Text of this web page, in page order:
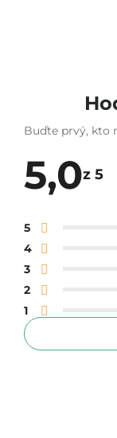
Buďte prvý, kto
5,0z 5
produktu
5,0
z 5
hviezdičiek.
5
4
3
2
1